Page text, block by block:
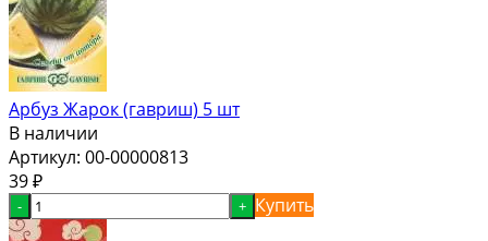
Арбуз Жарок (гавриш) 5 шт
В наличии
Артикул: 00-00000813
39 ₽
- + Купить